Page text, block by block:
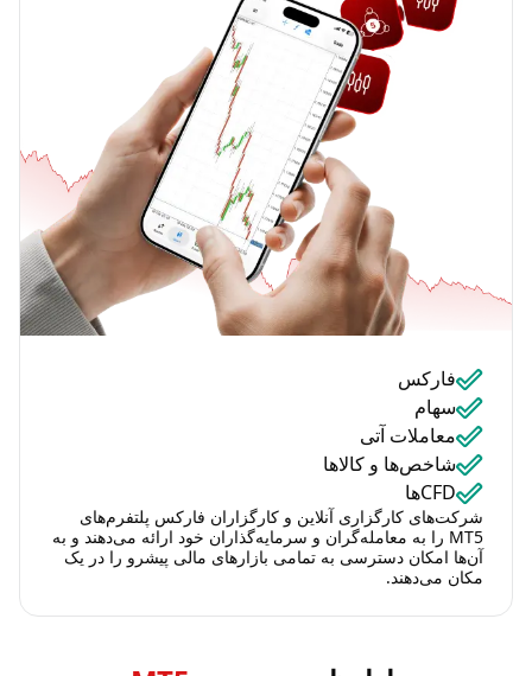
و به طور گسترده‌ای توسط کارگزاران فارکس و کارگزاران سرمایه‌گذاری آنلاین مدرن
استفاده می‌شود.
یکی از بهترین پلتفرم‌های معاملاتی برای معامله‌گران چند دارایی امروزی شناخته
فارکس
سهام
معاملات آتی
شاخص‌ها و کالاها
CFDها
شرکت‌های کارگزاری آنلاین و کارگزاران فارکس پلتفرم‌های
MT5 را به معامله‌گران و سرمایه‌گذاران خود ارائه می‌دهند و به
آن‌ها امکان دسترسی به تمامی بازارهای مالی پیشرو را در یک
مکان می‌دهند.